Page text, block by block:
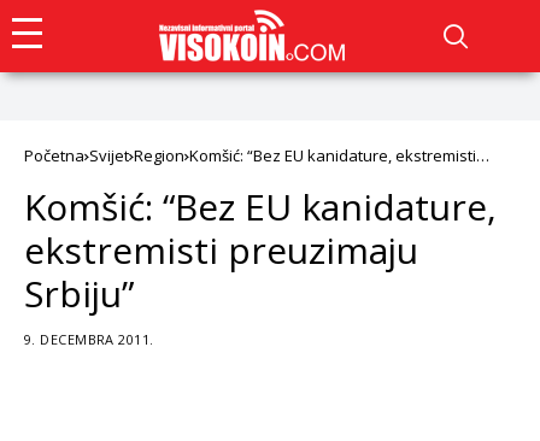
Početna Svijet Region Komšić: “Bez EU kanidature, ekstremisti
Komšić: “Bez EU kanidature,
ekstremisti preuzimaju
Srbiju”
9. DECEMBRA 2011.